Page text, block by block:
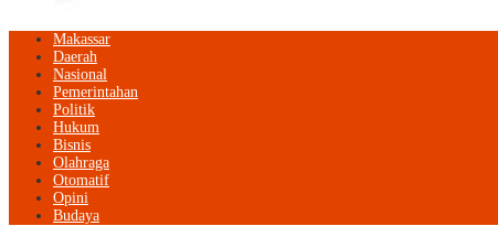
Makassar
Daerah
Nasional
Pemerintahan
Politik
Hukum
Bisnis
Olahraga
Otomatif
Opini
Budaya